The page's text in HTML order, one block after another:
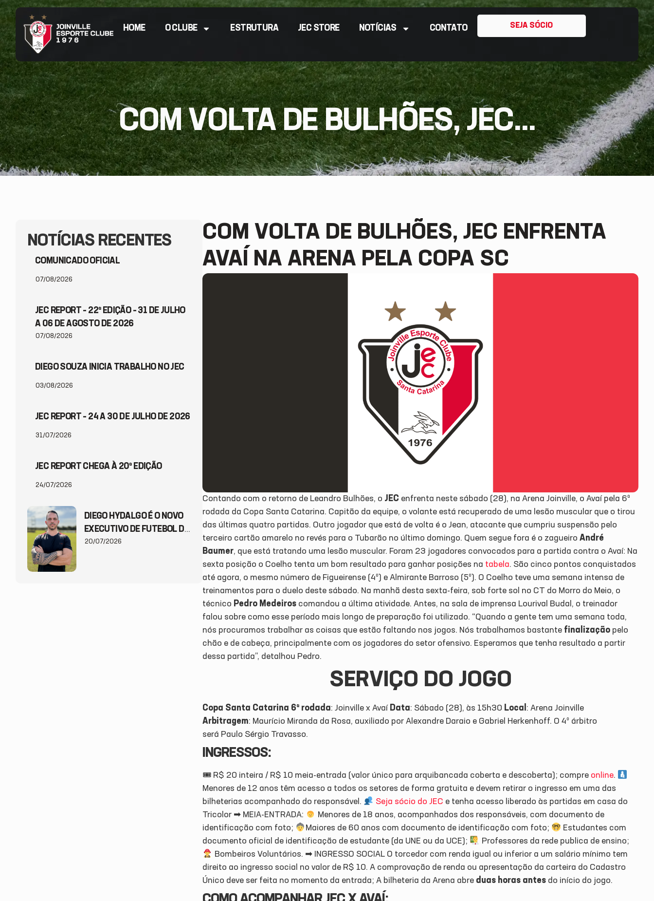
HOME O CLUBE ESTRUTURA JEC STORE NOTÍCIAS CONTATO SEJA SÓCIO
COM VOLTA DE BULHÕES, JEC...
NOTÍCIAS RECENTES
COMUNICADO OFICIAL
07/08/2026
JEC REPORT – 22ª EDIÇÃO – 31 DE JULHO
A 06 DE AGOSTO DE 2026
07/08/2026
DIEGO SOUZA INICIA TRABALHO NO JEC
03/08/2026
JEC REPORT – 24 A 30 DE JULHO DE 2026
31/07/2026
JEC REPORT CHEGA À 20ª EDIÇÃO
24/07/2026
DIEGO HYDALGO É O NOVO
EXECUTIVO DE FUTEBOL DO
JEC
20/07/2026
COM VOLTA DE BULHÕES, JEC ENFRENTA
AVAÍ NA ARENA PELA COPA SC
Contando com o retorno de Leandro Bulhões, o JEC enfrenta neste sábado (28), na Arena Joinville, o Avaí pela 6ª
rodada da Copa Santa Catarina. Capitão da equipe, o volante está recuperado de uma lesão muscular que o tirou
das últimas quatro partidas. Outro jogador que está de volta é o Jean, atacante que cumpriu suspensão pelo
terceiro cartão amarelo no revés para o Tubarão no último domingo. Quem segue fora é o zagueiro André
Baumer, que está tratando uma lesão muscular. Foram 23 jogadores convocados para a partida contra o Avaí: Na
sexta posição o Coelho tenta um bom resultado para ganhar posições na tabela. São cinco pontos conquistados
até agora, o mesmo número de Figueirense (4º) e Almirante Barroso (5º). O Coelho teve uma semana intensa de
treinamentos para o duelo deste sábado. Na manhã desta sexta-feira, sob forte sol no CT do Morro do Meio, o
técnico Pedro Medeiros comandou a última atividade. Antes, na sala de imprensa Lourival Budal, o treinador
falou sobre como esse período mais longo de preparação foi utilizado. “Quando a gente tem uma semana toda,
nós procuramos trabalhar as coisas que estão faltando nos jogos. Nós trabalhamos bastante finalização pelo
chão e de cabeça, principalmente com os jogadores do setor ofensivo. Esperamos que tenha resultado a partir
dessa partida”, detalhou Pedro.
SERVIÇO DO JOGO
Copa Santa Catarina 6ª rodada: Joinville x Avaí Data: Sábado (28), às 15h30 Local : Arena Joinville
Arbitragem: Maurício Miranda da Rosa, auxiliado por Alexandre Daraio e Gabriel Herkenhoff. O 4º árbitro
será Paulo Sérgio Travasso.
INGRESSOS:
🎟 R$ 20 inteira / R$ 10 meia-entrada (valor único para arquibancada coberta e descoberta); compre online.
Menores de 12 anos têm acesso a todos os setores de forma gratuita e devem retirar o ingresso em uma das
bilheterias acompanhado do responsável.
Seja sócio do JEC e tenha acesso liberado às partidas em casa do
Tricolor ➡ MEIA-ENTRADA:
Menores de 18 anos, acompanhados dos responsáveis, com documento de
identificação com foto;
Maiores de 60 anos com documento de identificação com foto;
Estudantes com
documento oficial de identificação de estudante (da UNE ou da UCE);
Professores da rede publica de ensino;
Bombeiros Voluntários. ➡ INGRESSO SOCIAL O torcedor com renda igual ou inferior a um salário mínimo tem
direito ao ingresso social no valor de R$ 10. A comprovação de renda ou apresentação da carteira do Cadastro
Único deve ser feita no momento da entrada; A bilheteria da Arena abre duas horas antes do início do jogo.